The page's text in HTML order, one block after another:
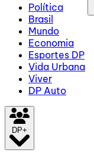
Política
Brasil
Mundo
Economia
Esportes DP
Vida Urbana
Viver
DP Auto
DP+